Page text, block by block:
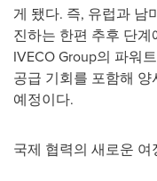
게 됐다. 즉, 유럽과 남
진하는 한편 추후 단
IVECO Group의 파워
공급 기회를 포함해
예정이다.
국제 협력의 새로운 여